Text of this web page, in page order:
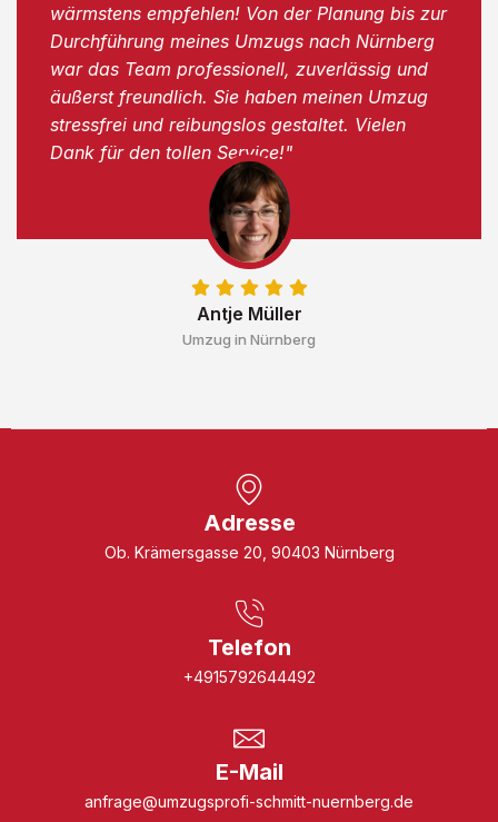
Antje Müller
Umzug in Nürnberg
wärmstens empfehlen! Von der Planung bis zur
Durchführung meines Umzugs nach Nürnberg
war das Team professionell, zuverlässig und
äußerst freundlich. Sie haben meinen Umzug
stressfrei und reibungslos gestaltet. Vielen
Dank für den tollen Service!"
Adresse
Ob. Krämersgasse 20, 90403 Nürnberg
Telefon
+4915792644492
E-Mail
anfrage@umzugsprofi-schmitt-nuernberg.de